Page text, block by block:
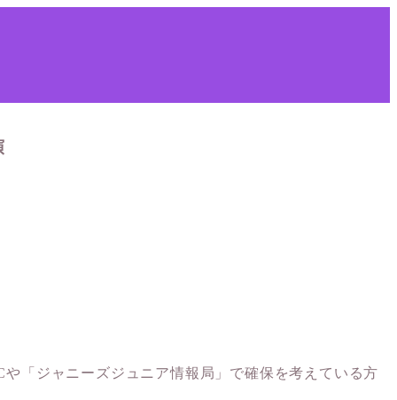
「ジャニーズジュニア情報局」で確保を考えている方